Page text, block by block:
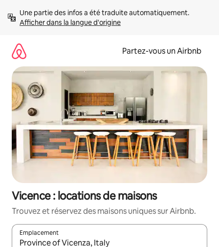
directement
Afficher dans la langue d'origine
Partez-vous un Airbnb
Vicence : locations de maisons
Trouvez et réservez des maisons uniques sur Airbnb.
Emplacement
Quand les résultats sont affichés, parcourez-les en utilisant